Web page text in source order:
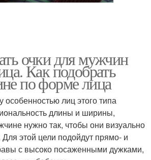
очки для мужчин
Как подобрать
по форме лица
особенностью лиц этого типа
длины и ширины,
нужно так, чтобы они визуально
этой цели подойдут прямо- и
с высоко посаженными дужками,